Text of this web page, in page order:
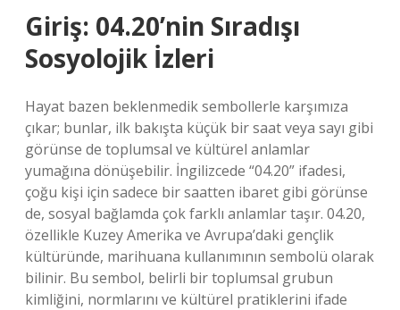
Giriş: 04.20’nin Sıradışı
Sosyolojik İzleri
Hayat bazen beklenmedik sembollerle karşımıza
çıkar; bunlar, ilk bakışta küçük bir saat veya sayı gibi
görünse de toplumsal ve kültürel anlamlar
yumağına dönüşebilir. İngilizcede “04.20” ifadesi,
çoğu kişi için sadece bir saatten ibaret gibi görünse
de, sosyal bağlamda çok farklı anlamlar taşır. 04.20,
özellikle Kuzey Amerika ve Avrupa’daki gençlik
kültüründe, marihuana kullanımının sembolü olarak
bilinir. Bu sembol, belirli bir toplumsal grubun
kimliğini, normlarını ve kültürel pratiklerini ifade